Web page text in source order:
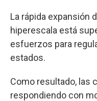
La rápida expansión
hiperescala está
esfuerzos para
estados.
Como resultado, las
respondiendo con